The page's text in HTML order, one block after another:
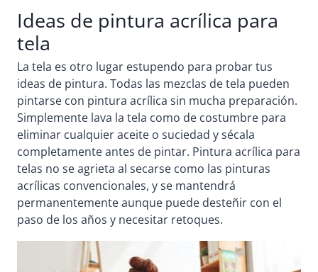
Ideas de pintura acrílica para
tela
La tela es otro lugar estupendo para probar tus
ideas de pintura. Todas las mezclas de tela pueden
pintarse con pintura acrílica sin mucha preparación.
Simplemente lava la tela como de costumbre para
eliminar cualquier aceite o suciedad y sécala
completamente antes de pintar. Pintura acrílica para
telas no se agrieta al secarse como las pinturas
acrílicas convencionales, y se mantendrá
permanentemente aunque puede desteñir con el
paso de los años y necesitar retoques.